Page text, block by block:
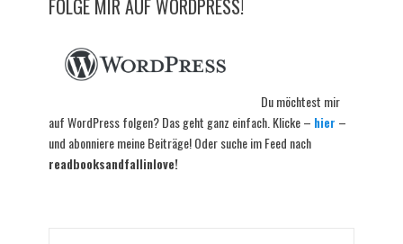
FOLGE MIR AUF WORDPRESS!
Du möchtest mir
auf WordPress folgen? Das geht ganz einfach. Klicke – hier –
und abonniere meine Beiträge! Oder suche im Feed nach
readbooksandfallinlove!